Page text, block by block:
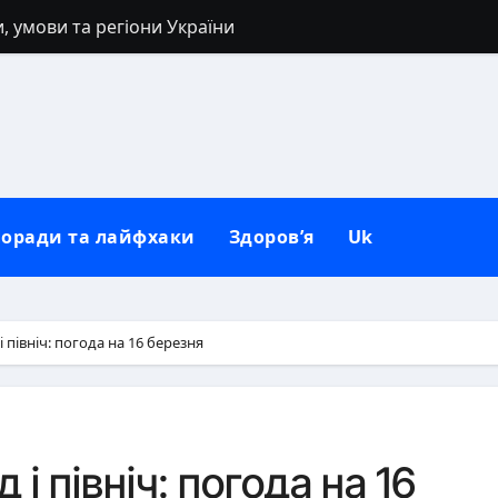
та регіони України
повний гайд від нуля до сильних рук
на природу зла в людині
повний практичний гайд
психіки і тіла
обличчя, регіональні відмінності та етнічна мозаїка
та лайфхаки Здоров’я Uk
північ: погода на 16 березня
північ: погода на 16